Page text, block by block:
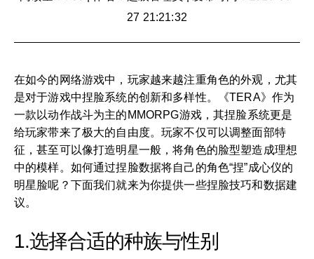
27 21:21:32
在如今的网络游戏中，玩家越来越注重角色的外观，尤其
是对于游戏中捏脸系统的创新和多样性。《TERA》作为
一款以动作战斗为主的MMORPG游戏，其捏脸系统更是
给玩家带来了极大的自由度。玩家不仅可以调整面部特
征，甚至可以像打造明星一般，将角色的脸型塑造成理想
中的模样。如何通过捏脸数据将自己的角色“捏”成心仪的
明星脸呢？下面我们就来为你提供一些捏脸技巧和数据建
议。
1.选择合适的种族与性别